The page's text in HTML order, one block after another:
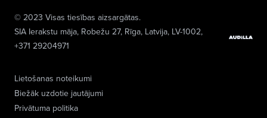
Lietošanas noteikumi
Biežāk uzdotie jautājumi
Privātuma politika
© 2023 Visas tiesības aizsargātas.
SIA Ierakstu māja, Robežu 27, Rīga, Latvija, LV-1002,
+371 29204971